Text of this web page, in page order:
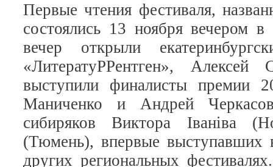
Первые чтения фестиваля,
состоялись 13 ноября вечером
вечер открыли
«ЛитератуРРентген»,
выступили финалисты премии
Маниченко и Андрей
сибиряков Виктора Iванiва
(Тюмень), впервые выступавших
других региональных